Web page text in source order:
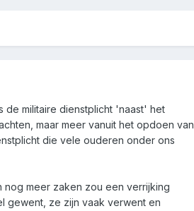
de militaire dienstplicht 'naast' het
maar meer vanuit het opdoen van
die vele ouderen onder ons
meer zaken zou een verrijking
gewent, ze zijn vaak verwent en